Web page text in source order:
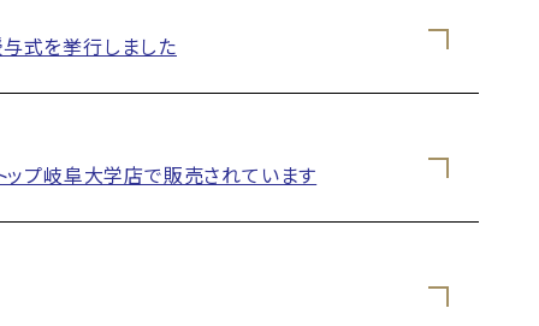
式を挙行しました
プ岐阜大学店で販売されています